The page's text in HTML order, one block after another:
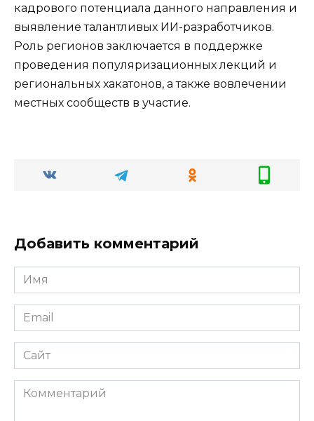
кадрового потенциала данного направления и
выявление талантливых ИИ-разработчиков.
Роль регионов заключается в поддержке
проведения популяризационных лекций и
региональных хакатонов, а также вовлечении
местных сообществ в участие.
Добавить комментарий
Имя
Email
Сайт
Комментарий